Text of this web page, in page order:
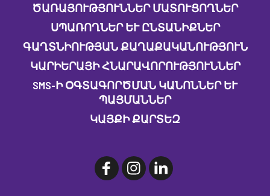
ԾԱՌԱՅՈՒԹՅՈՒՆՆԵՐ ՄԱՏՈՒՑՈՂՆԵՐ
ՍՊԱՌՈՂՆԵՐ ԵՒ ԸՆՏԱՆԻՔՆԵՐ
ԳԱՂՏՆԻՈՒԹՅԱՆ ՔԱՂԱՔԱԿԱՆՈՒԹՅՈՒՆ
ԿԱՐԻԵՐԱՅԻ ՀՆԱՐԱՎՈՐՈՒԹՅՈՒՆՆԵՐ
SMS-Ի ՕԳՏԱԳՈՐԾՄԱՆ ԿԱՆՈՆՆԵՐ ԵՒ Պ
ԱՅՄԱՆՆԵՐ
ԿԱՅՔԻ ՔԱՐՏԵԶ